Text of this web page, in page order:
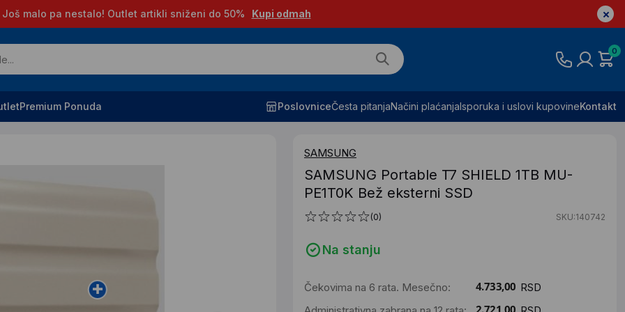
Još malo pa nestalo! Outlet artikli sniženi do 50% Kupi odmah
0
Premium Ponuda PoslovniceČesta pitanjaNačini plaćanjaIsporuka i uslovi kupovineKontakt
SAMSUNG
SAMSUNG Portable T7 SHIELD 1TB MU-
PE1T0K Bež eksterni SSD
(0) SKU:140742
Na stanju
Čekovima na 6 rata. Mesečno:
RSD